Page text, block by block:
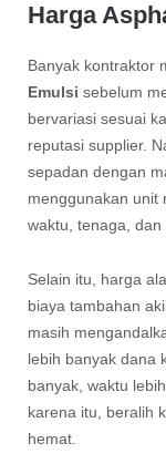
Harga
Banyak kontraktor
Emulsi sebelum
bervariasi sesuai
reputasi supplier.
sepadan dengan
menggunakan unit
waktu, tenaga, dan
Selain itu, harga
biaya tambahan
masih
lebih banyak dana
banyak, waktu
karena itu, beralih
hemat.